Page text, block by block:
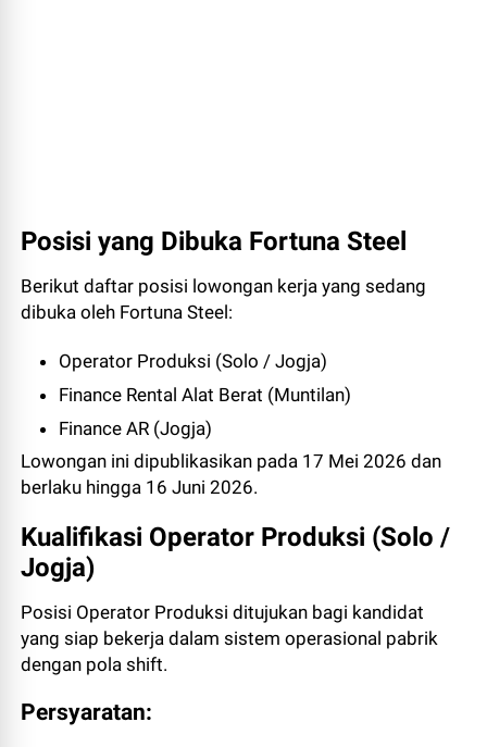
Posisi yang Dibuka Fortuna Steel
Berikut daftar posisi lowongan kerja yang sedang
dibuka oleh Fortuna Steel:
Operator Produksi (Solo / Jogja)
Finance Rental Alat Berat (Muntilan)
Finance AR (Jogja)
Lowongan ini dipublikasikan pada 17 Mei 2026 dan
berlaku hingga 16 Juni 2026.
Kualifikasi Operator Produksi (Solo /
Jogja)
Posisi Operator Produksi ditujukan bagi kandidat
yang siap bekerja dalam sistem operasional pabrik
dengan pola shift.
Persyaratan: